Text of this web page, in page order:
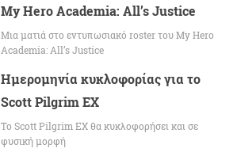
My Hero Academia: All’s Justice
Μια ματιά στο εντυπωσιακό roster του My Hero
Academia: All’s Justice
Ημερομηνία κυκλοφορίας για το
Scott Pilgrim EX
Το Scott Pilgrim EX θα κυκλοφορήσει και σε
φυσική μορφή